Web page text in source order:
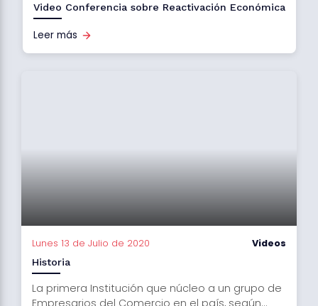
Video Conferencia sobre Reactivación Económica
Leer más
Lunes 13 de Julio de 2020 Videos
Historia
La primera Institución que núcleo a un grupo de
Empresarios del Comercio en el país, según...